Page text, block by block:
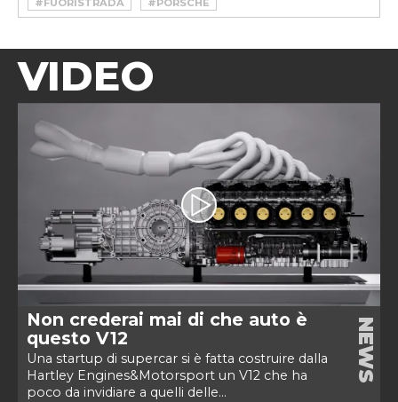
#FUORISTRADA #PORSCHE
VIDEO
Non crederai mai di che auto è
questo V12
Una startup di supercar si è fatta costruire dalla
Hartley Engines&Motorsport un V12 che ha
poco da invidiare a quelli delle...
NEWS